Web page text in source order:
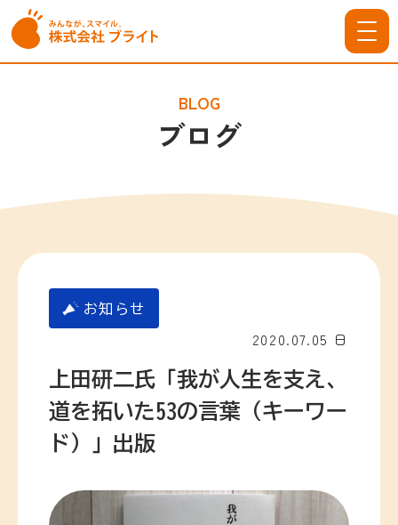
BLOG
ブログ
お知らせ
2020.07.05 日
上田研二氏「我が人生を支え、
道を拓いた53の言葉（キーワー
ド）」出版